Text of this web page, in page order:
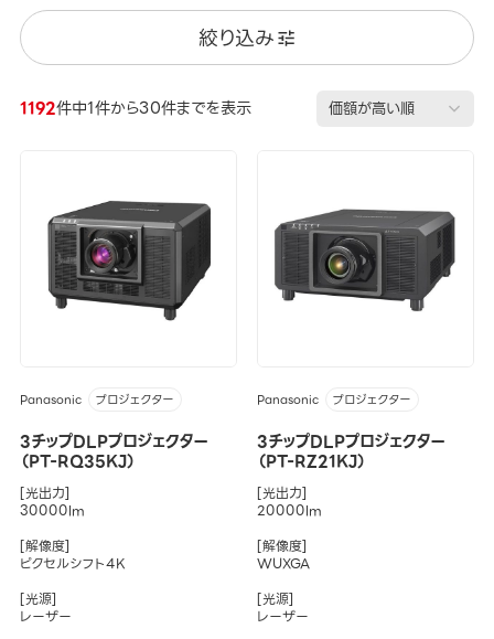
絞り込み
1192件中1件から30件までを表示
Panasonic プロジェクター
3チップDLPプロジェクター
（PT-RQ35KJ）
[光出力]
30000lm
[解像度]
ピクセルシフト4K
[光源]
レーザー
Panasonic プロジェクター
3チップDLPプロジェクター
（PT-RZ21KJ）
[光出力]
20000lm
[解像度]
WUXGA
[光源]
レーザー